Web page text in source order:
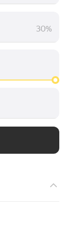
30%